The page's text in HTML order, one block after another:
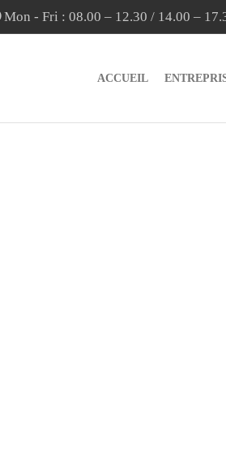
Mon - Fri : 08.00 – 12.30 / 14.00 –
ACCUEIL